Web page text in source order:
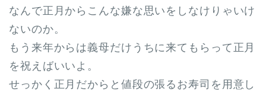
なんで正月からこんな嫌な思いをしなけりゃいけ
ないのか。
もう来年からは義母だけうちに来てもらって正月
を祝えばいいよ。
せっかく正月だからと値段の張るお寿司を用意し